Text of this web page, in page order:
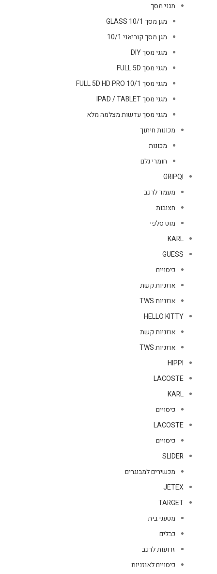
מגני מסך
מגן מסך GLASS 10/1
מגן מסך קוריאני 10/1
מגני מסך DIY
מגני מסך FULL 5D
מגני מסך FULL 5D HD PRO 10/1
מגני מסך IPAD / TABLET
מגני מסך עדשות מצלמה מלא
מכונות חיתוך
מכונות
חומרי גלם
GRIPQI
מעמד לרכב
חצובות
מוט סלפי
KARL
GUESS
כיסויים
אוזניות קשת
אוזניות TWS
HELLO KITTY
אוזניות קשת
אוזניות TWS
HIPPI
LACOSTE
KARL
כיסויים
LACOSTE
כיסויים
SLIDER
מכשירים למבוגרים
JETEX
TARGET
מטעני בית
כבלים
זרועות לרכב
כיסויים לאוזניות